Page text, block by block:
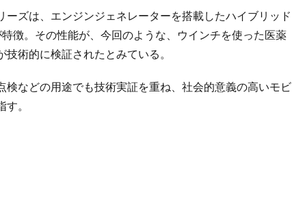
ズは、エンジンジェネレーターを搭載したハイブリッド
徴。その性能が、今回のような、ウインチを使った医薬
術的に検証されたとみている。
検などの用途でも技術実証を重ね、社会的意義の高いモビ
。